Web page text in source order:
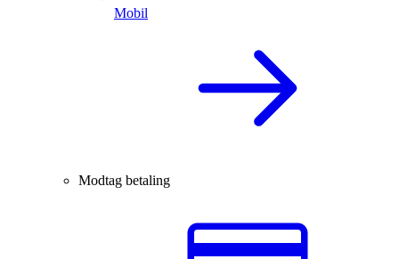
Mobil
Modtag betaling